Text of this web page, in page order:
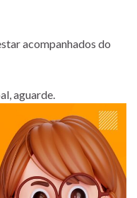
acompanhados do
aguarde.